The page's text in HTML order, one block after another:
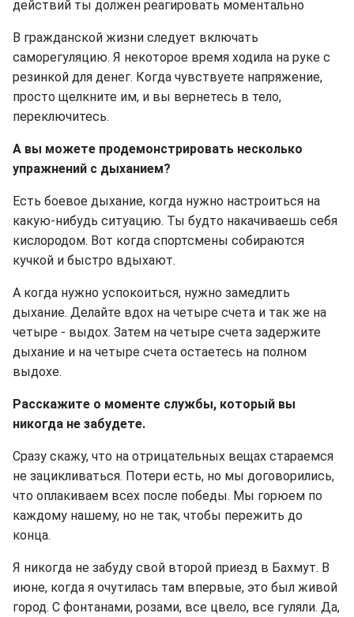
действий ты должен реагировать моментально
В гражданской жизни следует включать
саморегуляцию. Я некоторое время ходила на руке с
резинкой для денег. Когда чувствуете напряжение,
просто щелкните им, и вы вернетесь в тело,
переключитесь.
А вы можете продемонстрировать несколько
упражнений с дыханием?
Есть боевое дыхание, когда нужно настроиться на
какую-нибудь ситуацию. Ты будто накачиваешь себя
кислородом. Вот когда спортсмены собираются
кучкой и быстро вдыхают.
А когда нужно успокоиться, нужно замедлить
дыхание. Делайте вдох на четыре счета и так же на
четыре - выдох. Затем на четыре счета задержите
дыхание и на четыре счета остаетесь на полном
выдохе.
Расскажите о моменте службы, который вы
никогда не забудете.
Сразу скажу, что на отрицательных вещах стараемся
не зацикливаться. Потери есть, но мы договорились,
что оплакиваем всех после победы. Мы горюем по
каждому нашему, но не так, чтобы пережить до
конца.
Я никогда не забуду свой второй приезд в Бахмут. В
июне, когда я очутилась там впервые, это был живой
город. С фонтанами, розами, все цвело, все гуляли. Да,